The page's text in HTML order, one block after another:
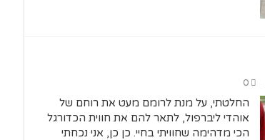
0
החלטתי, על מנת לרומם מעט את רוחם של
אוהדי ליברפול, לתאר להם את חווית הכדורגל
הכי מדהימה שחוויתי בחיי. כן כן, אני נכחתי